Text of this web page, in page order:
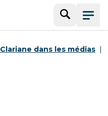
Menu
Clariane dans les médias